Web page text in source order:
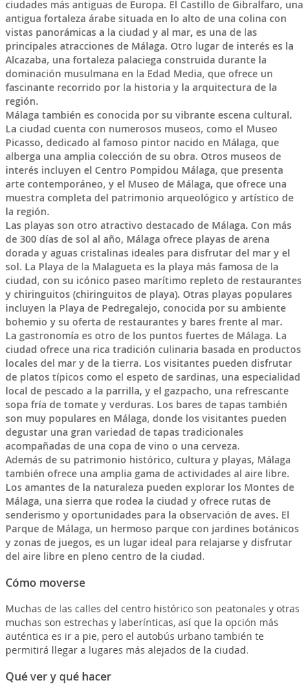
ciudades más antiguas de Europa. El Castillo de Gibralfaro, una
antigua fortaleza árabe situada en lo alto de una colina con
vistas panorámicas a la ciudad y al mar, es una de las
principales atracciones de Málaga. Otro lugar de interés es la
Alcazaba, una fortaleza palaciega construida durante la
dominación musulmana en la Edad Media, que ofrece un
fascinante recorrido por la historia y la arquitectura de la
región.
Málaga también es conocida por su vibrante escena cultural.
La ciudad cuenta con numerosos museos, como el Museo
Picasso, dedicado al famoso pintor nacido en Málaga, que
alberga una amplia colección de su obra. Otros museos de
interés incluyen el Centro Pompidou Málaga, que presenta
arte contemporáneo, y el Museo de Málaga, que ofrece una
muestra completa del patrimonio arqueológico y artístico de
la región.
Las playas son otro atractivo destacado de Málaga. Con más
de 300 días de sol al año, Málaga ofrece playas de arena
dorada y aguas cristalinas ideales para disfrutar del mar y el
sol. La Playa de la Malagueta es la playa más famosa de la
ciudad, con su icónico paseo marítimo repleto de restaurantes
y chiringuitos (chiringuitos de playa). Otras playas populares
incluyen la Playa de Pedregalejo, conocida por su ambiente
bohemio y su oferta de restaurantes y bares frente al mar.
La gastronomía es otro de los puntos fuertes de Málaga. La
ciudad ofrece una rica tradición culinaria basada en productos
locales del mar y de la tierra. Los visitantes pueden disfrutar
de platos típicos como el espeto de sardinas, una especialidad
local de pescado a la parrilla, y el gazpacho, una refrescante
sopa fría de tomate y verduras. Los bares de tapas también
son muy populares en Málaga, donde los visitantes pueden
degustar una gran variedad de tapas tradicionales
acompañadas de una copa de vino o una cerveza.
Además de su patrimonio histórico, cultura y playas, Málaga
también ofrece una amplia gama de actividades al aire libre.
Los amantes de la naturaleza pueden explorar los Montes de
Málaga, una sierra que rodea la ciudad y ofrece rutas de
senderismo y oportunidades para la observación de aves. El
Parque de Málaga, un hermoso parque con jardines botánicos
y zonas de juegos, es un lugar ideal para relajarse y disfrutar
del aire libre en pleno centro de la ciudad.
Cómo moverse
Muchas de las calles del centro histórico son peatonales y otras
muchas son estrechas y laberínticas, así que la opción más
auténtica es ir a pie, pero el autobús urbano también te
permitirá llegar a lugares más alejados de la ciudad.
Qué ver y qué hacer